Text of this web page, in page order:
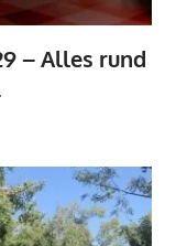
– Alles rund